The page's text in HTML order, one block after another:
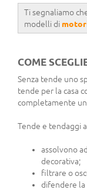
Ti segnaliamo
modelli di
COME
Senza tende uno
tende per la casa
completamente
Tende e tendaggi
assolvono
decorativa;
filtrare o
difendere la